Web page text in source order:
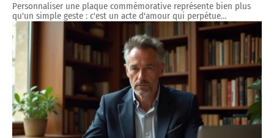
Personnaliser une plaque commémorative représente bien plus
qu'un simple geste : c'est un acte d'amour qui perpétue…